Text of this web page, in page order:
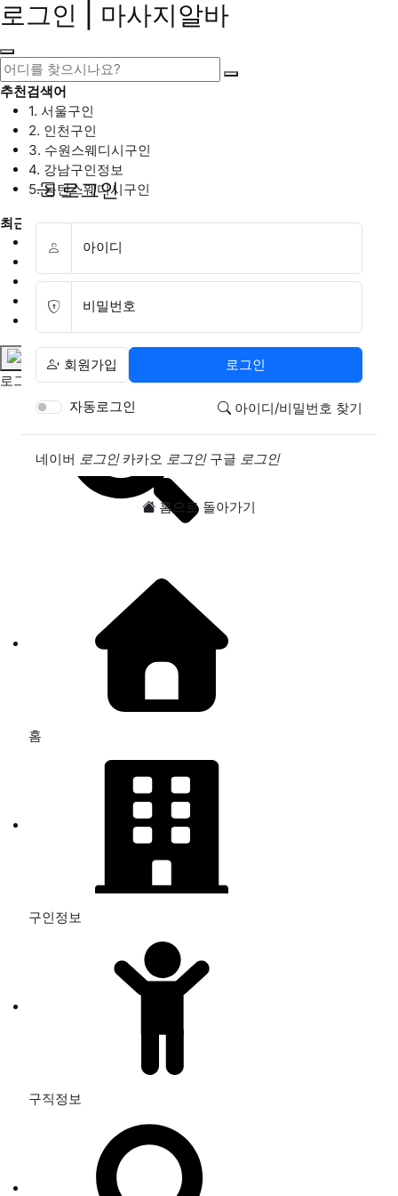
로그인 | 마사지알바
추천검색어
1. 서울구인
2. 인천구인
3. 수원스웨디시구인
4. 강남구인정보
5. 동탄스웨디시구인
최근검색어
1. 일산마사지구인
3. 스웨디시구인
4. 안산스웨디시구인
로그인
로그인
아이디
비밀번호
회원가입 로그인
자동로그인 아이디/비밀번호 찾기
소셜계정으로 로그인
네이버 로그인 카카오 로그인 구글 로그인
홈으로 돌아가기
홈
구인정보
구직정보